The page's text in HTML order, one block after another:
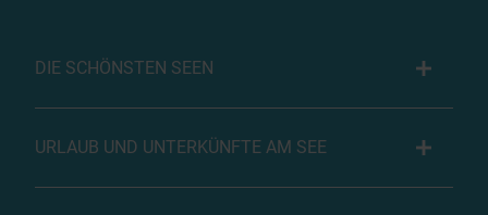
DIE SCHÖNSTEN SEEN
URLAUB UND UNTERKÜNFTE AM SEE